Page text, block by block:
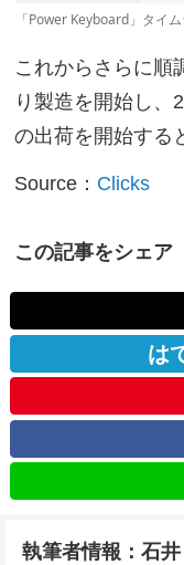
「Power Keyboard」タイ
これからさらに順
り製造を開始し、
の出荷を開始する
Source： Clicks
この記事をシェア
は
執筆者情報：石